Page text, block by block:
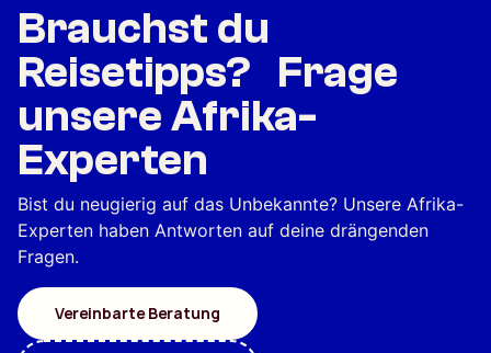
Brauchst du
Reisetipps? Frage
unsere Afrika-
Experten
Bist du neugierig auf das Unbekannte? Unsere Afrika-
Experten haben Antworten auf deine drängenden
Fragen.
Vereinbarte Beratung